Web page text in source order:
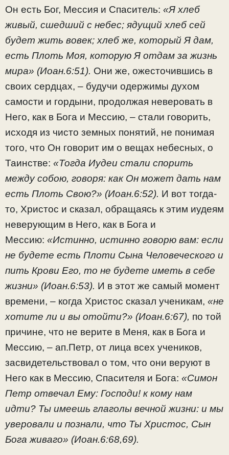
Он есть Бог, Мессия и Спаситель: «Я хлеб
живый, сшедший с небес; ядущий хлеб сей
будет жить вовек; хлеб же, который Я дам,
есть Плоть Моя, которую Я отдам за жизнь
мира» (Иоан.6:51). Они же, ожесточившись в
своих сердцах, – будучи одержимы духом
самости и гордыни, продолжая неверовать в
Него, как в Бога и Мессию, – стали говорить,
исходя из чисто земных понятий, не понимая
того, что Он говорит им о вещах небесных, о
Таинстве: «Тогда Иудеи стали спорить
между собою, говоря: как Он может дать нам
есть Плоть Свою?» (Иоан.6:52). И вот тогда-
то, Христос и сказал, обращаясь к этим иудеям
неверующим в Него, как в Бога и
Мессию: «Истинно, истинно говорю вам: если
не будете есть Плоти Сына Человеческого и
пить Крови Его, то не будете иметь в себе
жизни» (Иоан.6:53). И в этот же самый момент
времени, – когда Христос сказал ученикам, «не
хотите ли и вы отойти?» (Иоан.6:67), по той
причине, что не верите в Меня, как в Бога и
Мессию, – ап.Петр, от лица всех учеников,
засвидетельствовал о том, что они веруют в
Него как в Мессию, Спасителя и Бога: «Симон
Петр отвечал Ему: Господи! к кому нам
идти? Ты имеешь глаголы вечной жизни: и мы
уверовали и познали, что Ты Христос, Сын
Бога живаго» (Иоан.6:68,69).